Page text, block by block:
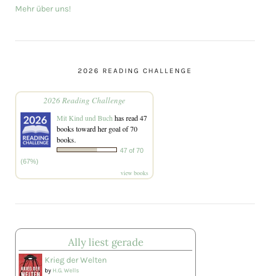
Mehr über uns!
2026 READING CHALLENGE
2026 Reading Challenge
Mit Kind und Buch has read 47
books toward her goal of 70
books.
47 of 70
(67%)
view books
Ally liest gerade
Krieg der Welten
by H.G. Wells